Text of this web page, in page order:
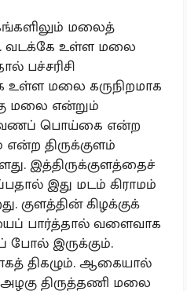
மலைத்
வடக்கே உள்ள மலை
பச்சரிசி
மலை கருநிறமாக
மலை என்றும்
பொய்கை என்ற
என்ற திருக்குளம்
இத்திருக்குளத்தைச்
இது மடம் கிராமம்
குளத்தின் கிழக்குக்
பார்த்தால் வளைவாக
இருக்கும்.
திகழும். ஆகையால்
திருத்தணி மலை